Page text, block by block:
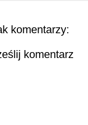
komentarzy:
komentarz